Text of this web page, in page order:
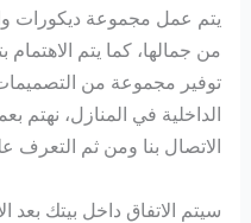
يتم عمل مجموعة ديكورات
من جمالها، كما يتم الاهتمام
توفير مجموعة من
الداخلية في المنازل، نهتم
الاتصال بنا ومن ثم
سيتم الاتفاق داخل بيتك بعد